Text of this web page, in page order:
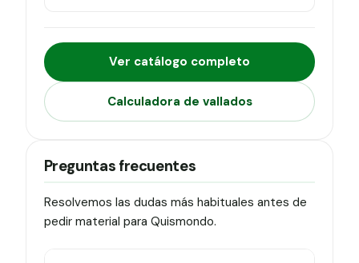
Ver catálogo completo
Calculadora de vallados
Preguntas frecuentes
Resolvemos las dudas más habituales antes de
pedir material para Quismondo.